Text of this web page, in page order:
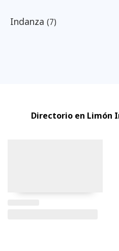
Indanza (7)
Directorio en Limón